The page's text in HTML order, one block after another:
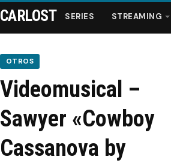
Series
Streaming
Recomendaciones
CARLOST SERIES STREAMING
OTROS
Videomusical –
Sawyer «Cowboy
Cassanova by